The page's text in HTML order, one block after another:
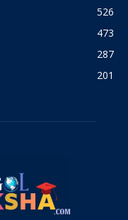
526
473
287
201